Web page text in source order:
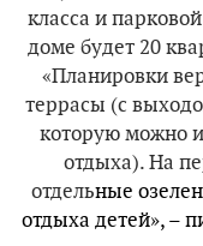
класса и
доме будет 20
«Планировки
террасы (с
которую можно
отдыха). На
отдельные
отдыха детей», –